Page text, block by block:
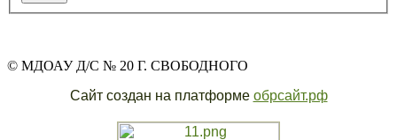
© МДОАУ Д/С № 20 Г. СВОБОДНОГО
Сайт создан на платформе обрсайт.рф